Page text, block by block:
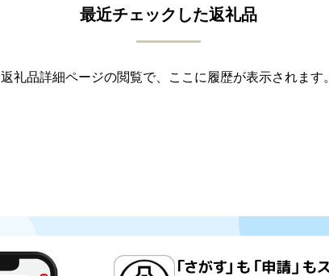
最近チェックした返礼品
返礼品詳細ページの閲覧で、ここに履歴が表示されます。